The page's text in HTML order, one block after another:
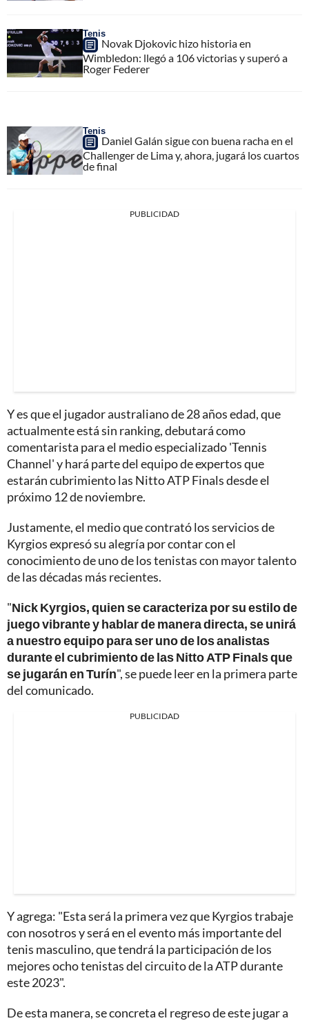
Tenis
Novak Djokovic hizo historia en
Wimbledon: llegó a 106 victorias y superó a
Roger Federer
Tenis
Daniel Galán sigue con buena racha en el
Challenger de Lima y, ahora, jugará los cuartos
de final
PUBLICIDAD
Y es que el jugador australiano de 28 años edad, que
actualmente está sin ranking, debutará como
comentarista para el medio especializado 'Tennis
Channel' y hará parte del equipo de expertos que
estarán cubrimiento las Nitto ATP Finals desde el
próximo 12 de noviembre.
Justamente, el medio que contrató los servicios de
Kyrgios expresó su alegría por contar con el
conocimiento de uno de los tenistas con mayor talento
de las décadas más recientes.
"Nick Kyrgios, quien se caracteriza por su estilo de
juego vibrante y hablar de manera directa, se unirá
a nuestro equipo para ser uno de los analistas
durante el cubrimiento de las Nitto ATP Finals que
se jugarán en Turín", se puede leer en la primera parte
del comunicado.
PUBLICIDAD
Y agrega: "Esta será la primera vez que Kyrgios trabaje
con nosotros y será en el evento más importante del
tenis masculino, que tendrá la participación de los
mejores ocho tenistas del circuito de la ATP durante
este 2023".
De esta manera, se concreta el regreso de este jugar a